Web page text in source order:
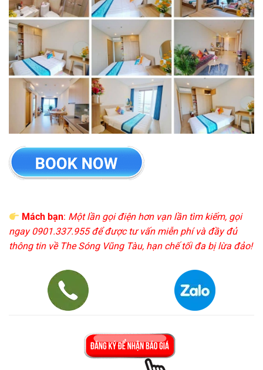
Mách bạn: Một lần gọi điện hơn vạn lần tìm kiếm, gọi
ngay 0901.337.955 để được tư vấn miễn phí và đầy đủ
thông tin về The Sóng Vũng Tàu, hạn chế tối đa bị lừa đảo!